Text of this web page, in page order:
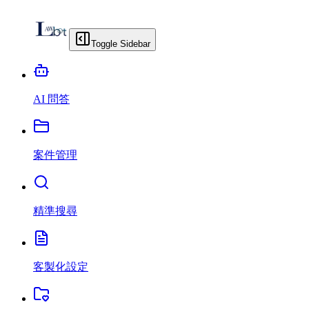
Toggle Sidebar
AI 問答
案件管理
精準搜尋
客製化設定